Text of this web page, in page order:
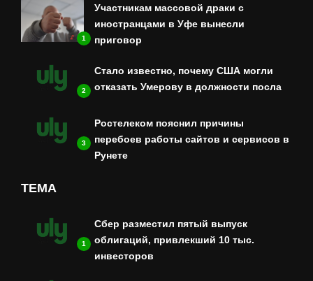
1
Участникам массовой драки с
иностранцами в Уфе вынесли
приговор
2
Стало известно, почему США могли
отказать Умерову в должности посла
3
Ростелеком пояснил причины
перебоев работы сайтов и сервисов в
Рунете
ТЕМА
1
Сбер разместил пятый выпуск
облигаций, привлекший 10 тыс.
инвесторов